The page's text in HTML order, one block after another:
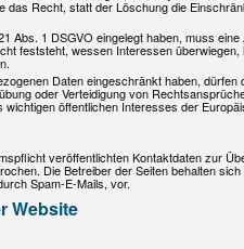
das Recht, statt der Löschung die
Abs. 1 DSGVO eingelegt haben, muss
feststeht, wessen Interessen
Daten eingeschränkt haben,
oder Verteidigung von
öffentlichen Interesses der
veröffentlichten Kontaktdaten zur
Die Betreiber der Seiten behalten
Spam-E-Mails, vor.
Website